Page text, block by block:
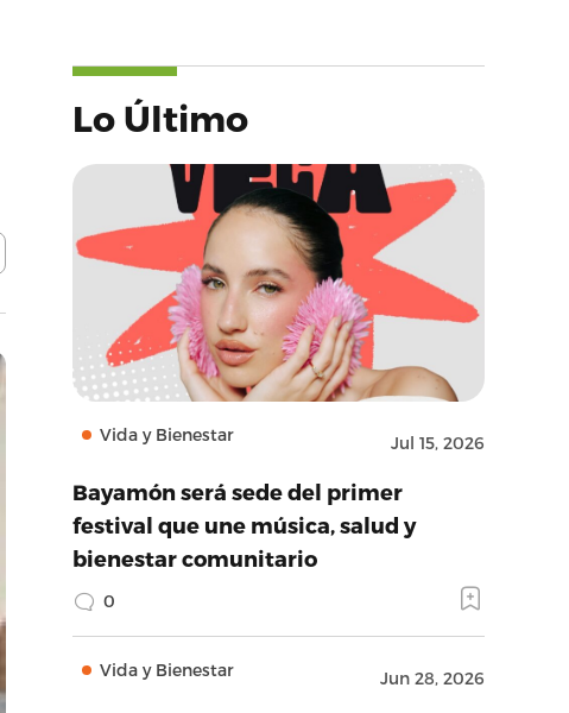
Lo Último
Vida y Bienestar Jul 15, 2026
Bayamón será sede del primer
festival que une música, salud y
bienestar comunitario
0
Vida y Bienestar Jun 28, 2026